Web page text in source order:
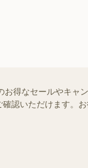
得なセールやキャ
認いただけます。